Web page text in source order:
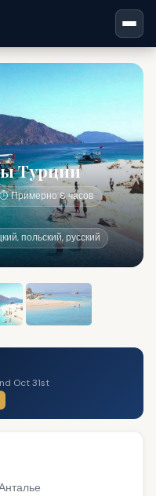
Турции
Примерно 8 часов
польский, русский
Oct 31st